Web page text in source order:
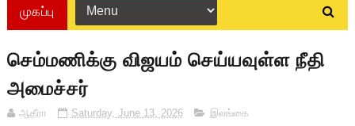
முகப்பு
செம்மணிக்கு விஜயம் செய்யவுள்ள நீதி
அமைச்சர்
ஆதீரா Saturday, June 13, 2026 இலங்கை